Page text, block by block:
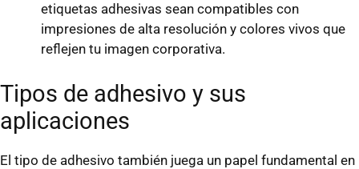
etiquetas adhesivas sean compatibles con
impresiones de alta resolución y colores vivos que
reflejen tu imagen corporativa.
Tipos de adhesivo y sus
aplicaciones
El tipo de adhesivo también juega un papel fundamental en